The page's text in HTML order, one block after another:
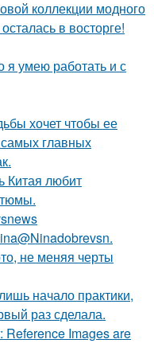
коллекции модного
в восторге!
я умею работать и с
хочет чтобы ее
главных
Китая любит
не меняя черты
начало практики,
раз сделала.
Reference Images are